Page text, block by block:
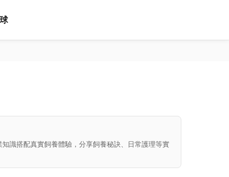
識搭配真實飼養體驗，分享飼養秘訣、日常護理等實